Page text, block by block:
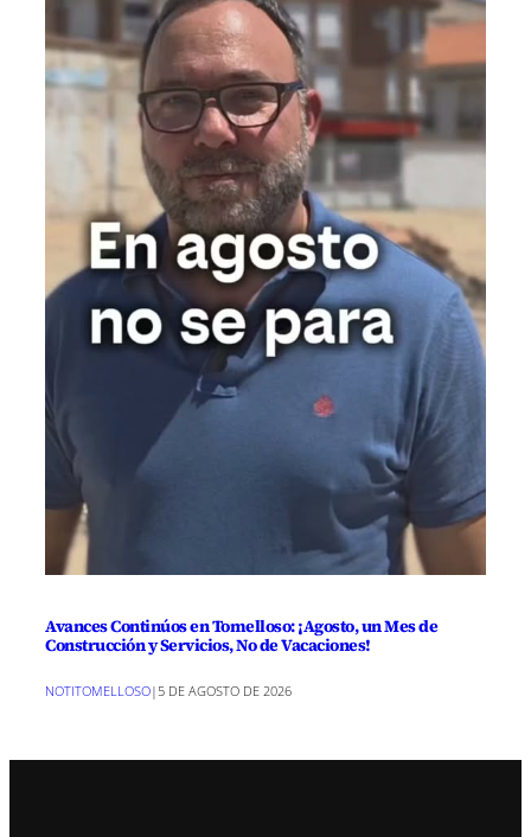
Avances Continúos en Tomelloso: ¡Agosto, un Mes de
Construcción y Servicios, No de Vacaciones!
NOTITOMELLOSO|5 DE AGOSTO DE 2026